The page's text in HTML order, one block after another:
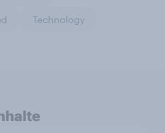
Technology